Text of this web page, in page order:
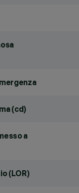
(cd)
a
(LOR)